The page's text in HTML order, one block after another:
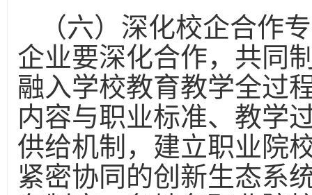
（六）深化校企合作
企业要深化合作，共同
融入学校教育教学全过
内容与职业标准、教学
供给机制，建立职业院
紧密协同的创新生态系